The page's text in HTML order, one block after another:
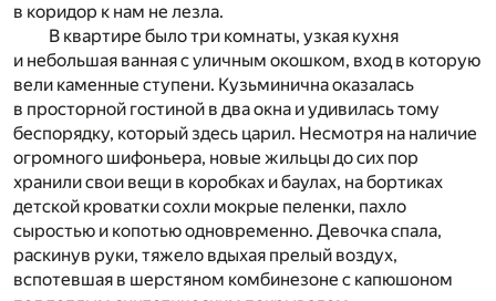
в коридор к нам не лезла.
В квартире было три комнаты, узкая кухня
и небольшая ванная с уличным окошком, вход в которую
вели каменные ступени. Кузьминична оказалась
в просторной гостиной в два окна и удивилась тому
беспорядку, который здесь царил. Несмотря на наличие
огромного шифоньера, новые жильцы до сих пор
хранили свои вещи в коробках и баулах, на бортиках
детской кроватки сохли мокрые пеленки, пахло
сыростью и копотью одновременно. Девочка спала,
раскинув руки, тяжело вдыхая прелый воздух,
вспотевшая в шерстяном комбинезоне с капюшоном